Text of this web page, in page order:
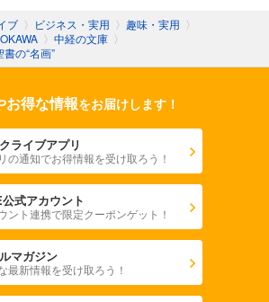
ブ 〉 ビジネス・実用 〉 趣味・実用 〉
〉 中経の文庫 〉
の“名画”
お得な情報をお届けします！
ライブアプリ
の通知でお得情報を受け取ろう！
式アカウント
ント連携で限定クーポンゲット！
マガジン
最新情報を受け取ろう！